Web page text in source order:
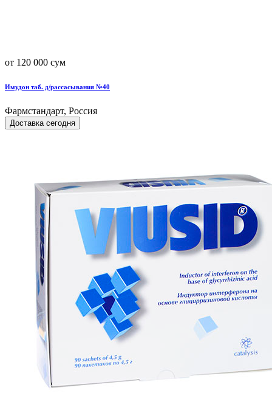
от 120 000 сум
Имудон таб. д/рассасывания №40
Фармстандарт, Россия
Доставка сегодня